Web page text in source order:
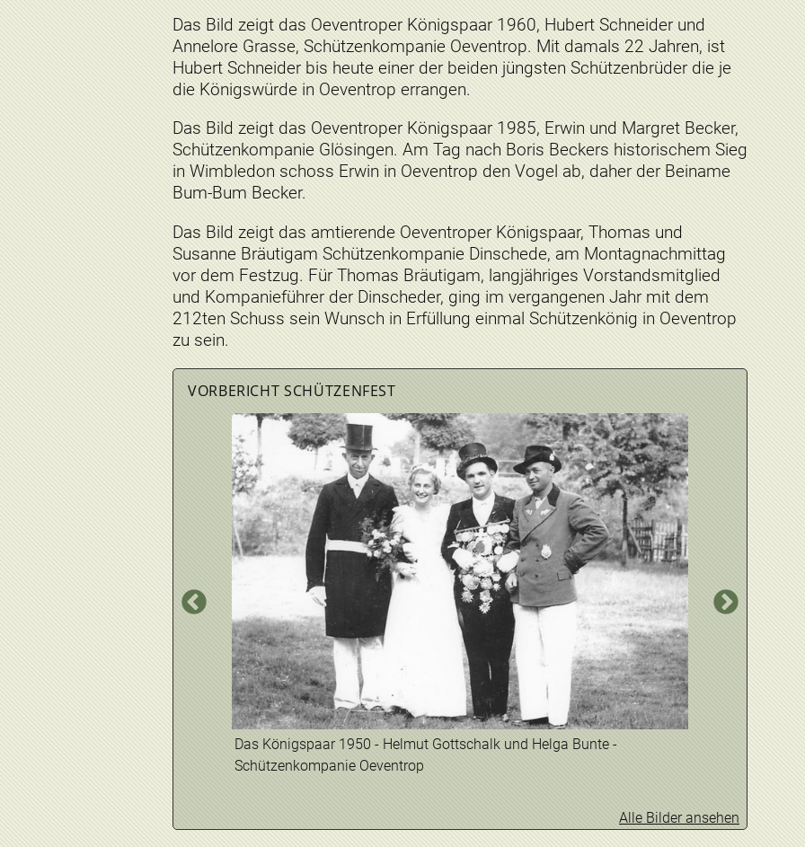
Das Bild zeigt das Oeventroper Königspaar 1960, Hubert Schneider und
Annelore Grasse, Schützenkompanie Oeventrop. Mit damals 22 Jahren, ist
Hubert Schneider bis heute einer der beiden jüngsten Schützenbrüder die je
die Königswürde in Oeventrop errangen.
Das Bild zeigt das Oeventroper Königspaar 1985, Erwin und Margret Becker,
Schützenkompanie Glösingen. Am Tag nach Boris Beckers historischem Sieg
in Wimbledon schoss Erwin in Oeventrop den Vogel ab, daher der Beiname
Bum-Bum Becker.
Das Bild zeigt das amtierende Oeventroper Königspaar, Thomas und
Susanne Bräutigam Schützenkompanie Dinschede, am Montagnachmittag
vor dem Festzug. Für Thomas Bräutigam, langjähriges Vorstandsmitglied
und Kompanieführer der Dinscheder, ging im vergangenen Jahr mit dem
212ten Schuss sein Wunsch in Erfüllung einmal Schützenkönig in Oeventrop
zu sein.
VORBERICHT SCHÜTZENFEST
Das Königspaar 1950 - Helmut Gottschalk und Helga Bunte -
Schützenkompanie Oeventrop
Alle Bilder ansehen